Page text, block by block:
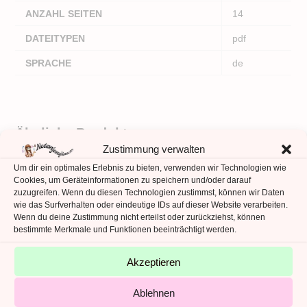
Zustimmung verwalten
Um dir ein optimales Erlebnis zu bieten, verwenden wir Technologien wie
Cookies, um Geräteinformationen zu speichern und/oder darauf
zuzugreifen. Wenn du diesen Technologien zustimmst, können wir Daten
wie das Surfverhalten oder eindeutige IDs auf dieser Website verarbeiten.
Wenn du deine Zustimmung nicht erteilst oder zurückziehst, können
bestimmte Merkmale und Funktionen beeinträchtigt werden.
Akzeptieren
Ablehnen
ANZAHL SEITEN
14
DATEITYPEN
pdf
SPRACHE
de
Ähnliche Produkte